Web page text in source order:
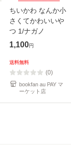
ちいかわ なんか小
さくてかわいいや
つ 1/ナガノ
1,100円
送料無料
(0)
bookfan au PAY マ
ーケット店